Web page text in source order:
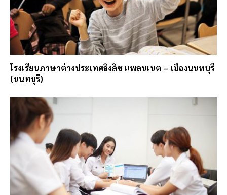
โรงเรียนภาษาต่างประเทศอิงลิช แพลนเนต – เมืองนนทบุรี
(นนทบุรี)